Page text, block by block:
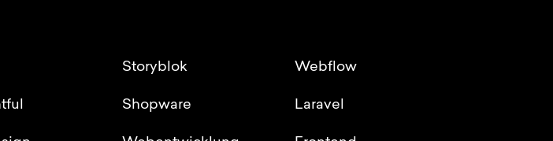
Storyblok Webflow
Shopware Laravel